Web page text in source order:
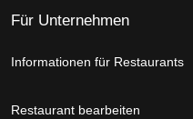
Für Unternehmen
Informationen für Restaurants
Restaurant bearbeiten